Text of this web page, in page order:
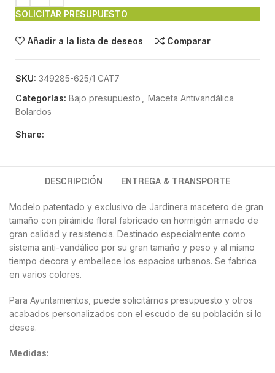
SOLICITAR PRESUPUESTO
Añadir a la lista de deseos Comparar
SKU: 349285-625/1 CAT7
Categorías: Bajo presupuesto
Maceta Antivandálica
Bolardos
Share:
DESCRIPCIÓN ENTREGA & TRANSPORTE
Modelo patentado y exclusivo de Jardinera macetero de gran
tamaño con pirámide floral fabricado en hormigón armado de
gran calidad y resistencia. Destinado especialmente como
sistema anti-vandálico por su gran tamaño y peso y al mismo
tiempo decora y embellece los espacios urbanos. Se fabrica
en varios colores.
Para Ayuntamientos, puede solicitárnos presupuesto y otros
acabados personalizados con el escudo de su población si lo
desea.
Medidas: